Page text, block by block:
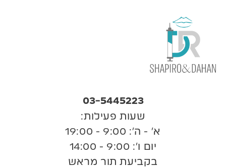
03-5445223
שעות פעילות:
א’ - ה’: 9:00 - 19:00
יום ו’: 9:00 - 14:00
בקביעת תור מראש